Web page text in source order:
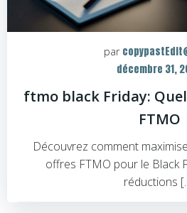
par
décembre 31,
ftmo black Friday:
FTMO
Découvrez comment
offres FTMO pour le Black
réductions